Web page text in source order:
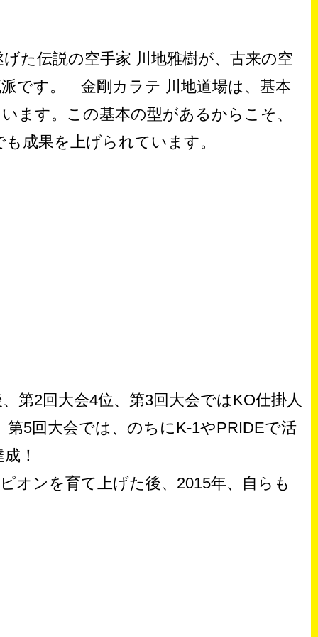
た伝説の空手家 川地雅樹が、古来の空
です。 金剛カラテ 川地道場は、基本
ます。この基本の型があるからこそ、
成果を上げられています。
第2回大会4位、第3回大会ではKO仕掛人
5回大会では、のちにK-1やPRIDEで活
！
オンを育て上げた後、2015年、自らも